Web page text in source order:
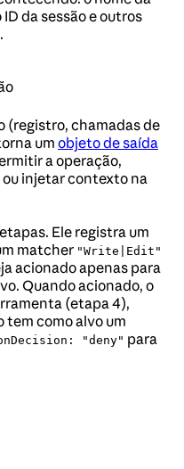
da sessão e outros
(registro, chamadas de
um objeto de saída
a operação,
injetar contexto na
Ele registra um
matcher "Write|Edit"
acionado apenas para
Quando acionado, o
(etapa 4),
tem como alvo um
"deny" para